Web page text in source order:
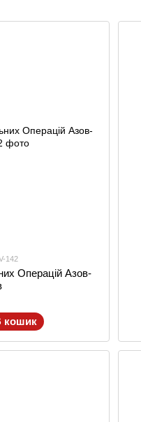
142
Операцій Азов-
кошик